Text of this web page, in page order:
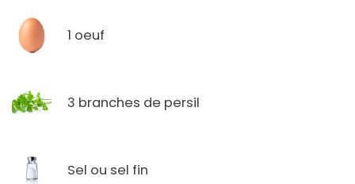
1 oeuf
3 branches de persil
Sel ou sel fin